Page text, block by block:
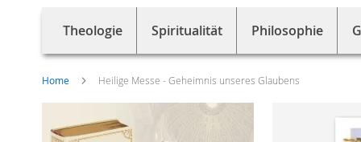
Theologie Spiritualität Philosophie
Home Heilige Messe - Geheimnis unseres Glaubens